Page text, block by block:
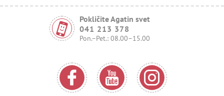
Pokličite Agatin svet
041 213 378
Pon.–Pet.: 08.00–15.00